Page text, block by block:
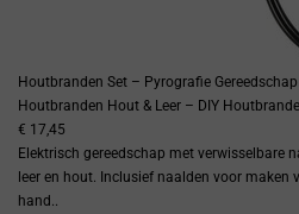
Houtbranden Set – Pyrografie
Houtbranden Hout & Leer – DIY
€ 17,45
Elektrisch gereedschap met verwisselbare
leer en hout. Inclusief naalden voor maken
hand..